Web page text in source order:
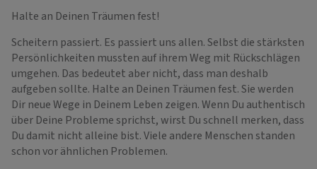
Halte an Deinen Träumen fest!
Scheitern passiert. Es passiert uns allen. Selbst die stärksten
Persönlichkeiten mussten auf ihrem Weg mit Rückschlägen
umgehen. Das bedeutet aber nicht, dass man deshalb
aufgeben sollte. Halte an Deinen Träumen fest. Sie werden
Dir neue Wege in Deinem Leben zeigen. Wenn Du authentisch
über Deine Probleme sprichst, wirst Du schnell merken, dass
Du damit nicht alleine bist. Viele andere Menschen standen
schon vor ähnlichen Problemen.